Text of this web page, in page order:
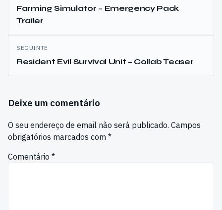
de
artigos
Farming Simulator – Emergency Pack
Trailer
SEGUINTE
Resident Evil Survival Unit – Collab Teaser
Deixe um comentário
O seu endereço de email não será publicado. Campos
obrigatórios marcados com *
Comentário *